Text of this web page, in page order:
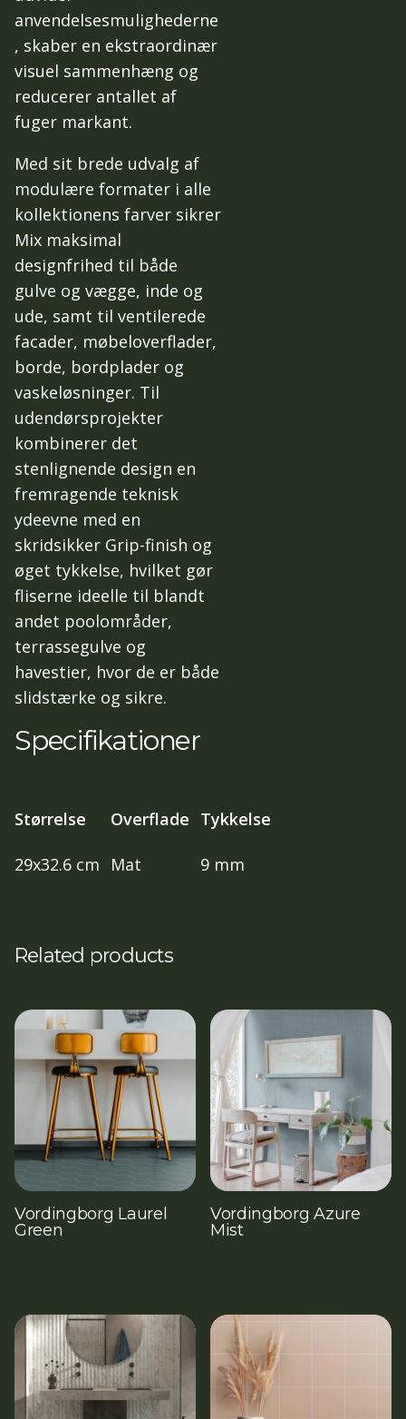
anvendelsesmulighederne
, skaber en ekstraordinær
visuel sammenhæng og
reducerer antallet af
fuger markant.
Med sit brede udvalg af
modulære formater i alle
kollektionens farver sikrer
Mix maksimal
designfrihed til både
gulve og vægge, inde og
ude, samt til ventilerede
facader, møbeloverflader,
borde, bordplader og
vaskeløsninger. Til
udendørsprojekter
kombinerer det
stenlignende design en
fremragende teknisk
ydeevne med en
skridsikker Grip-finish og
øget tykkelse, hvilket gør
fliserne ideelle til blandt
andet poolområder,
terrassegulve og
havestier, hvor de er både
slidstærke og sikre.
Specifikationer
Størrelse Overflade Tykkelse
29x32.6 cm Mat 9 mm
Related products
Vordingborg Laurel
Green
Vordingborg Azure
Mist